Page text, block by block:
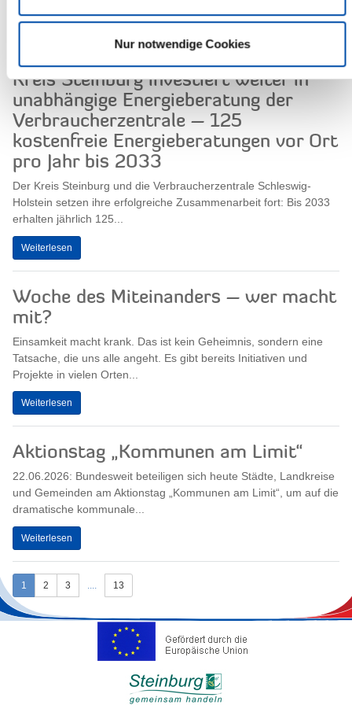
Nur notwendige Cookies
Kreis Steinburg investiert weiter in
unabhängige Energieberatung der
Verbraucherzentrale – 125
kostenfreie Energieberatungen vor Ort
pro Jahr bis 2033
Der Kreis Steinburg und die Verbraucherzentrale Schleswig-
Holstein setzen ihre erfolgreiche Zusammenarbeit fort: Bis 2033
erhalten jährlich 125...
Weiterlesen
Woche des Miteinanders – wer macht
mit?
Einsamkeit macht krank. Das ist kein Geheimnis, sondern eine
Tatsache, die uns alle angeht. Es gibt bereits Initiativen und
Projekte in vielen Orten...
Weiterlesen
Aktionstag „Kommunen am Limit“
22.06.2026: Bundesweit beteiligen sich heute Städte, Landkreise
und Gemeinden am Aktionstag „Kommunen am Limit“, um auf die
dramatische kommunale...
Weiterlesen
1 2 3 .... 13